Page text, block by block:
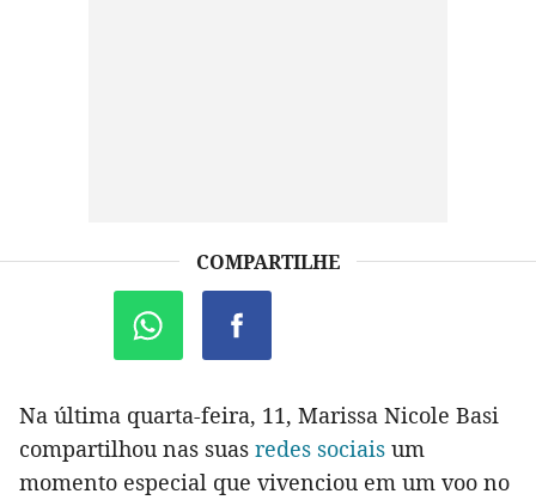
COMPARTILHE
Na última quarta-feira, 11, Marissa Nicole Basi
compartilhou nas suas redes sociais um
momento especial que vivenciou em um voo no